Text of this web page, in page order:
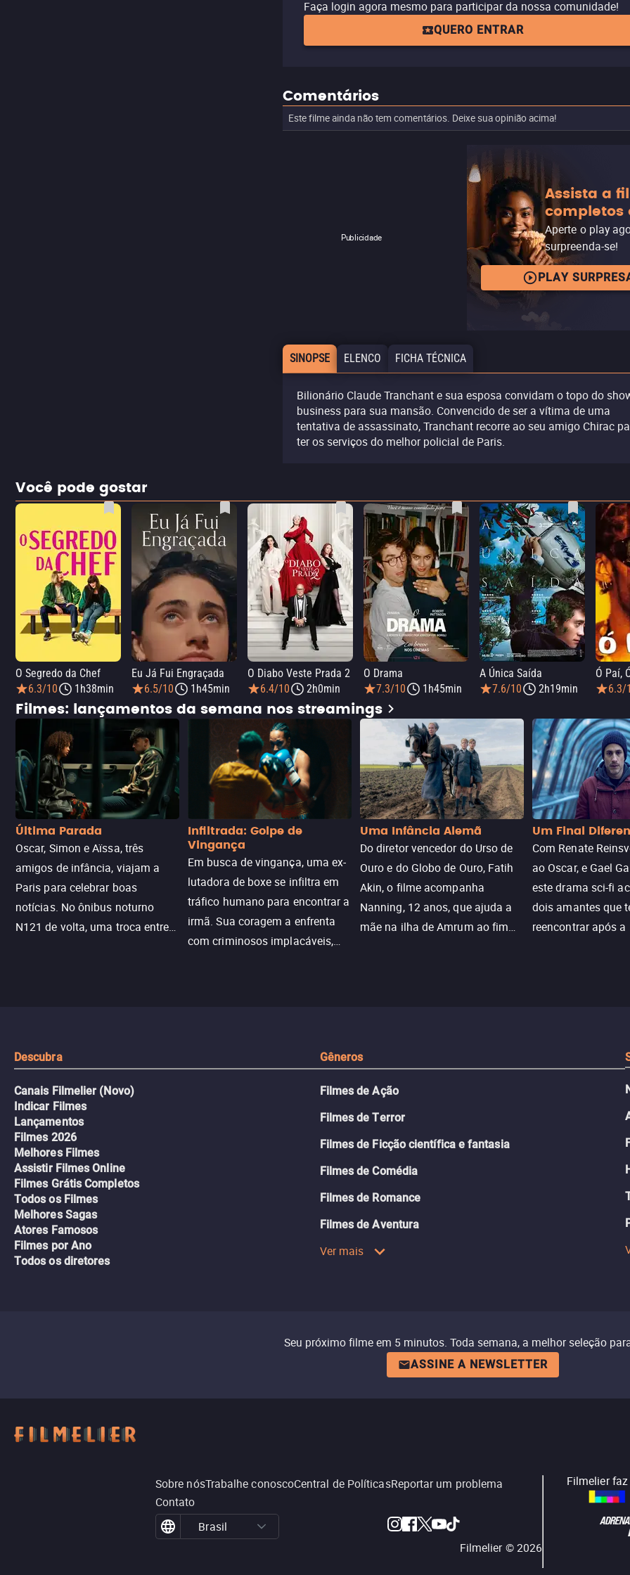
Faça login agora mesmo para participar da nossa comunidade!
QUERO ENTRAR
Comentários
Este filme ainda não tem comentários. Deixe sua opinião acima!
Publicidade
Assista a
completos
Aperte o play
surpreenda-se!
PLAY
SINOPSE ELENCO FICHA TÉCNICA
Bilionário Claude Tranchant e sua esposa convidam o topo do
business para sua mansão. Convencido de ser a vítima de uma
tentativa de assassinato, Tranchant recorre ao seu amigo Chirac
ter os serviços do melhor policial de Paris.
Você pode gostar
O Segredo da Chef
6.3/10
1h38min
Eu Já Fui Engraçada
6.5/10
1h45min
O Diabo Veste Prada 2
6.4/10
2h0min
O Drama
7.3/10
1h45min
A Única Saída
7.6/10
2h19min
Ó Paí,
6.3/
Filmes: lançamentos da semana nos streamings
Última Parada
Oscar, Simon e Aïssa, três
amigos de infância, viajam a
Paris para celebrar boas
notícias. No ônibus noturno
N121 de volta, uma troca entre
Infiltrada: Golpe de
Vingança
Em busca de vingança, uma ex-
lutadora de boxe se infiltra em
tráfico humano para encontrar a
irmã. Sua coragem a enfrenta
com criminosos implacáveis,
Uma Infância Alemã
Do diretor vencedor do Urso de
Ouro e do Globo de Ouro, Fatih
Akin, o filme acompanha
Nanning, 12 anos, que ajuda a
mãe na ilha de Amrum ao fim
Um Final
Com Renate
ao Oscar, e Gael
este drama sci-fi
dois amantes que
reencontrar após
Descubra
Canais Filmelier (Novo)
Indicar Filmes
Lançamentos
Filmes 2026
Melhores Filmes
Assistir Filmes Online
Filmes Grátis Completos
Todos os Filmes
Melhores Sagas
Atores Famosos
Filmes por Ano
Todos os diretores
Gêneros
Filmes de Ação
Filmes de Terror
Filmes de Ficção científica e fantasia
Filmes de Comédia
Filmes de Romance
Filmes de Aventura
Ver mais
Seu próximo filme em 5 minutos. Toda semana, a melhor seleção
ASSINE A NEWSLETTER
Sobre nósTrabalhe conoscoCentral de PolíticasReportar um problema
Contato
Brasil
Filmelier ©2026
Filmelier